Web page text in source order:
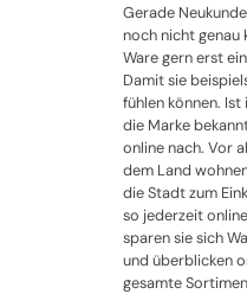
Gerade
noch nicht genau
Ware gern erst
Damit sie
fühlen können.
die Marke
online nach. Vor
dem Land
die Stadt zum
so jederzeit
sparen sie sich
und überblicken
gesamte